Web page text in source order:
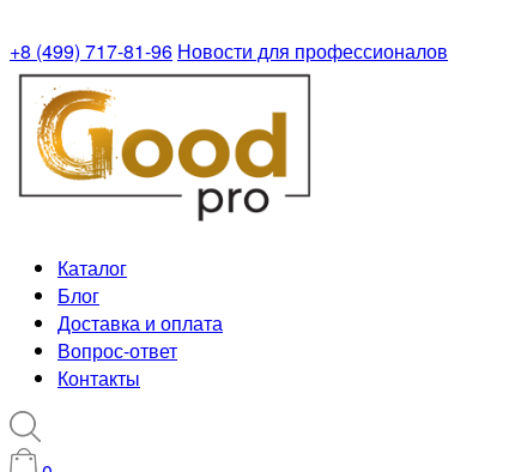
+8 (499) 717-81-96 Новости для профессионалов
Каталог
Блог
Доставка и оплата
Вопрос-ответ
Контакты